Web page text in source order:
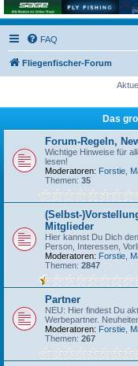
FAQ
Fliegenfischer-Forum
Das
Forum-Regeln,
Wichtige Hinweise für
lesen!
Moderatoren: Forstie
Themen: 35
(Selbst-
Mitglieder
Hier kannst Du Dich
Person, Interessen,
Moderatoren: Forstie
Themen: 2847
Partner
NEU: Hier findest Du
Werbepartner.
Moderatoren: Forstie
Themen: 267